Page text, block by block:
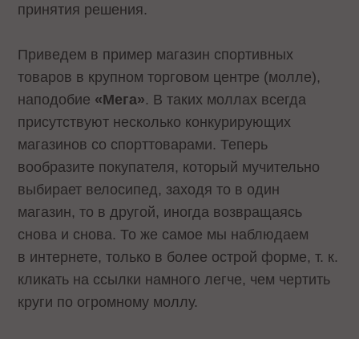
принятия решения.
Приведем в пример магазин спортивных
товаров в крупном торговом центре (молле),
наподобие «Meга». В таких моллах всегда
присутствуют несколько конкурирующих
магазинов со спорттоварами. Теперь
вообразите покупателя, который мучительно
выбирает велосипед, заходя то в один
магазин, то в другой, иногда возвращаясь
снова и снова. То же самое мы наблюдаем
в интернете, только в более острой форме, т. к.
кликать на ссылки намного легче, чем чертить
круги по огромному моллу.